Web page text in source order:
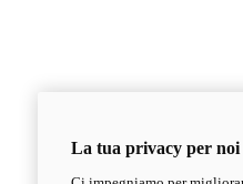
La tua privacy per noi